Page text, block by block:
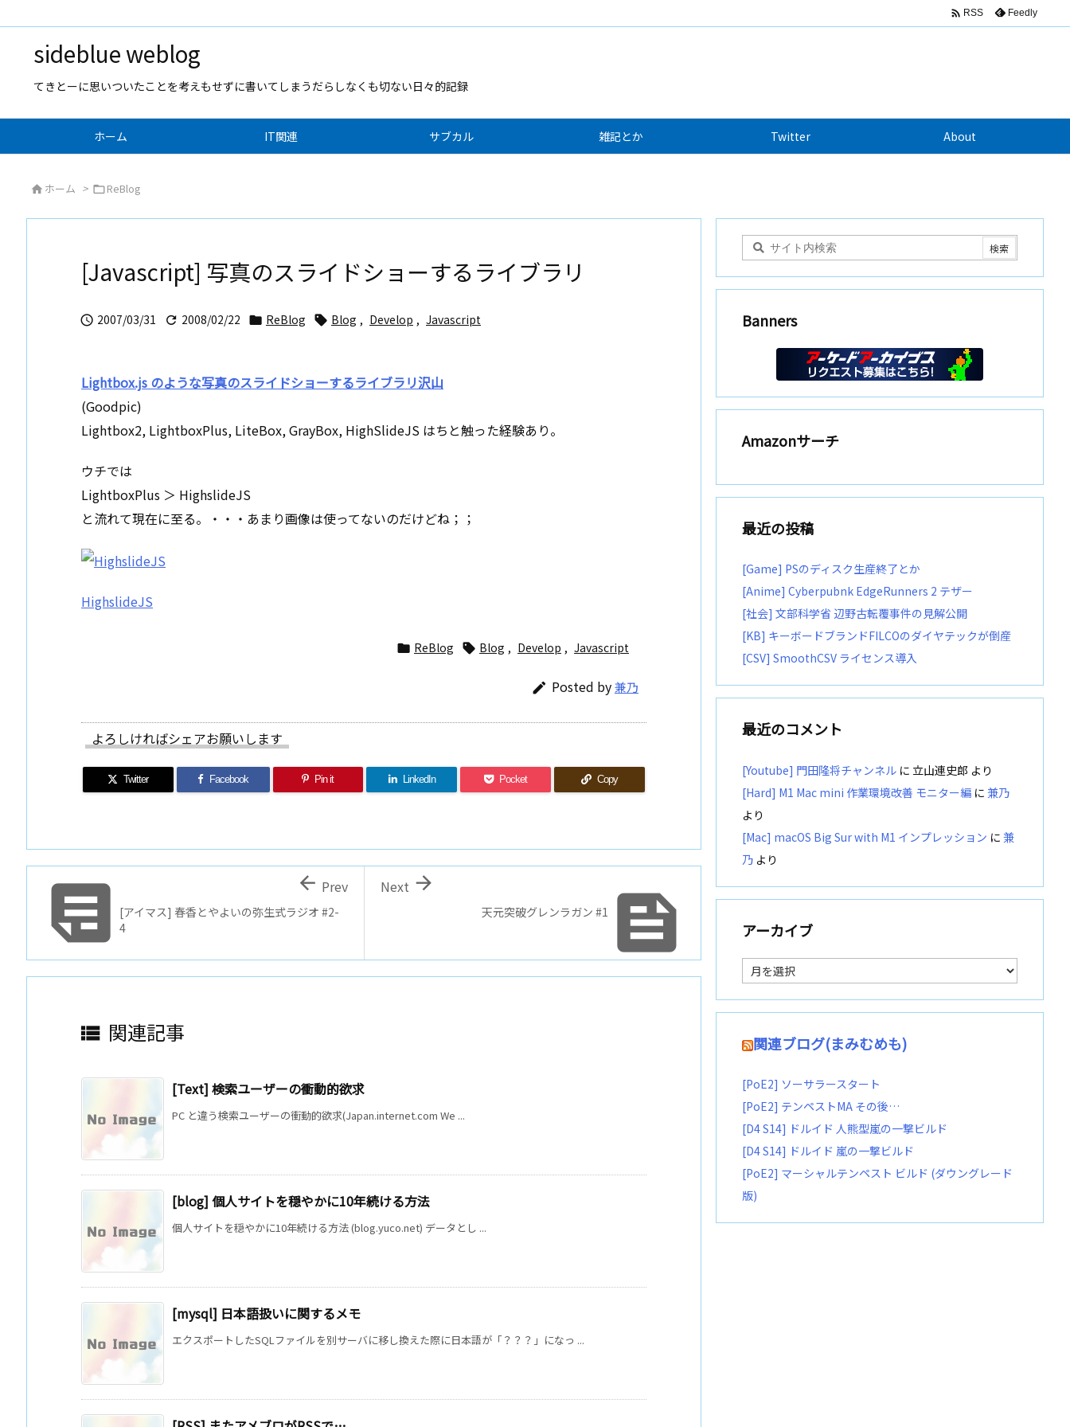
sideblue weblog
てきとーに思いついたことを考えもせずに書いてしまうだらしなくも切ない日々的記録
ホーム IT関連 サブカル 雑記とか Twitter About
 RSS Feedly
 ホーム > ReBlog
[Javascript] 写真のスライドショーするライブラリ
 2007/03/31  2008/02/22  ReBlog  Blog , Develop , Javascript
Lightbox.js のような写真のスライドショーするライブラリ沢山
(Goodpic)
Lightbox2, LightboxPlus, LiteBox, GrayBox, HighSlideJS はちと触った経験あり。
ウチでは
LightboxPlus ＞ HighslideJS
と流れて現在に至る。・・・あまり画像は使ってないのだけどね；；
HighslideJS
 ReBlog  Blog , Develop , Javascript
 Posted by兼乃
よろしければシェアお願いします
Twitter Facebook Pin it LinkedIn Pocket Copy

天元突破グレンラガン #1

Next
[アイマス] 春香とやよいの弥生式ラジオ #2-
4
 Prev
 関連記事
[Text] 検索ユーザーの衝動的欲求
PC と違う検索ユーザーの衝動的欲求(Japan.internet.com We ...
[blog] 個人サイトを穏やかに10年続ける方法
個人サイトを穏やかに10年続ける方法 (blog.yuco.net) データとし ...
[mysql] 日本語扱いに関するメモ
エクスポートしたSQLファイルを別サーバに移し換えた際に日本語が「？？？」になっ ...
Banners
Amazonサーチ
最近の投稿
[Game] PSのディスク生産終了とか
[Anime] Cyberpubnk EdgeRunners 2 テザー
[社会] 文部科学省 辺野古転覆事件の見解公開
[KB] キーボードブランドFILCOのダイヤテックが倒産
[CSV] SmoothCSV ライセンス導入
最近のコメント
[Youtube] 門田隆将チャンネル に 立山連史郎 より
[Hard] M1 Mac mini 作業環境改善 モニター編 に 兼乃
より
[Mac] macOS Big Sur with M1 インプレッション に 兼
乃 より
アーカイブ
ア
ー
カ
イ
関連ブログ(まみむめも)
[PoE2] ソーサラースタート
[PoE2] テンペストMA その後…
[D4 S14] ドルイド 人熊型嵐の一撃ビルド
[D4 S14] ドルイド 嵐の一撃ビルド
[PoE2] マーシャルテンペスト ビルド (ダウングレード
版)